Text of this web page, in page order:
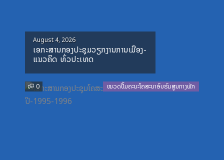
Posted
on
August 4, 2026
ເອກະສານກອງປະຊຸມວຽກງານການເມືອງ-
ແນວຄິດ ທົ່ວປະເທດ
0 ໝວດປື້ມຄະນະໂຄສະນາອົບຮົມສູນກາງພັກ